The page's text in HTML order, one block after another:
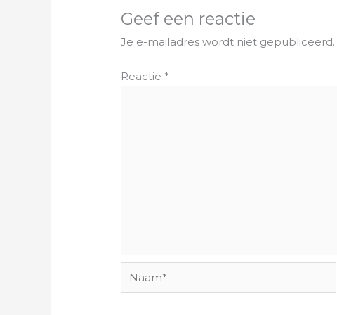
Geef een reactie
Je e-mailadres wordt niet gepubliceerd.
Reactie *
Naam*